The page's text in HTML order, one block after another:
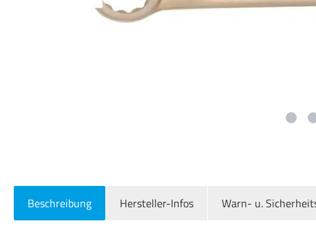
Beschreibung Hersteller-Infos Warn- u.